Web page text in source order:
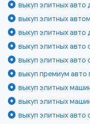
выкуп элитных авто
выкуп элитных
выкуп элитных авто
выкуп элитных авто
выкуп элитных
выкуп премиум авто
выкуп элитных
выкуп элитных
выкуп элитных авто